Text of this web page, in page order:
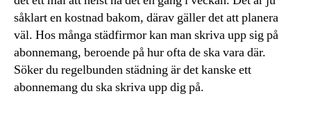
såklart en kostnad bakom, därav gäller det att planera
väl. Hos många städfirmor kan man skriva upp sig på
abonnemang, beroende på hur ofta de ska vara där.
Söker du regelbunden städning är det kanske ett
abonnemang du ska skriva upp dig på.